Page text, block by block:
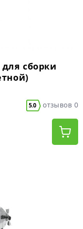
сборки
5.0 отзывов 0